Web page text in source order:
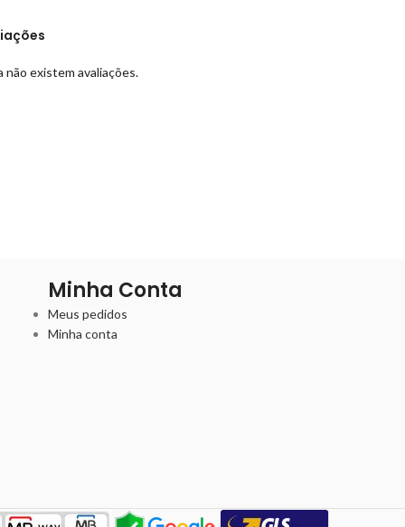
não existem avaliações.
Minha Conta
Meus pedidos
Minha conta